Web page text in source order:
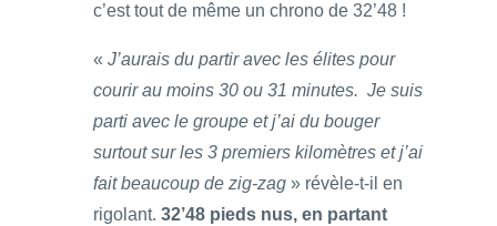
c’est tout de même un chrono de 32’48 !
« J’aurais du partir avec les élites pour
courir au moins 30 ou 31 minutes. Je suis
parti avec le groupe et j’ai du bouger
surtout sur les 3 premiers kilomètres et j’ai
fait beaucoup de zig-zag » révèle-t-il en
rigolant. 32’48 pieds nus, en partant